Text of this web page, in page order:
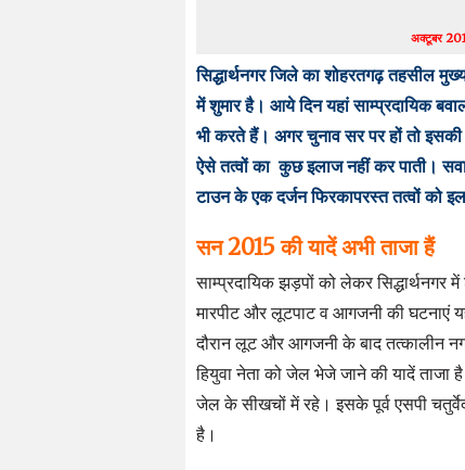
अक्टूबर
सिद्धार्थनगर जिले का शोहरतगढ़ तहसील
में शुमार है। आये दिन यहां साम्प्रदायिक
भी करते हैं। अगर चुनाव सर पर हों तो
ऐसे तत्वों का कुछ इलाज नहीं कर पाती।
टाउन के एक दर्जन फिरकापरस्त तत्वों को
सन 2015 की यादें अभी ताजा हैं
साम्प्रदायिक झड़पों को लेकर सिद्धार्थनगर में
मारपीट और लूटपाट व आगजनी की घटनाएं
दौरान लूट और आगजनी के बाद तत्कालीन
हियुवा नेता को जेल भेजे जाने की यादें ताजा
जेल के सीखचों में रहे। इसके पूर्व एसपी
है।